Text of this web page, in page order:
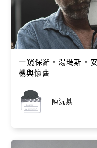
一窺保羅・湯瑪斯・
機與懷舊
陳沅綦